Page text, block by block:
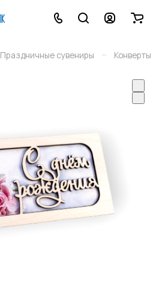
Праздничные сувениры – Конверты